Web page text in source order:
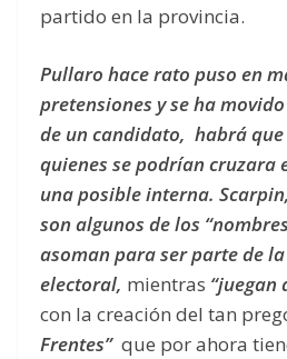
partido en la provincia.
Pullaro hace rato puso en
pretensiones y se ha
de un candidato, habrá
quienes se podrían cruzara
una posible interna.
son algunos de los
asoman para ser parte de
electoral, mientras “juegan
con la creación del tan
Frentes”que por ahora